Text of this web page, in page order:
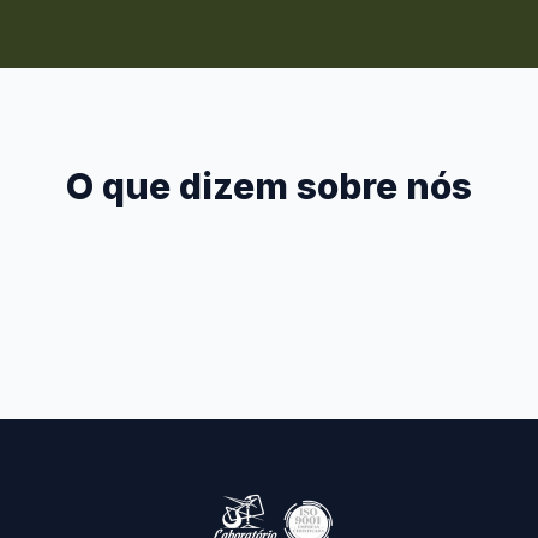
O que dizem sobre nós